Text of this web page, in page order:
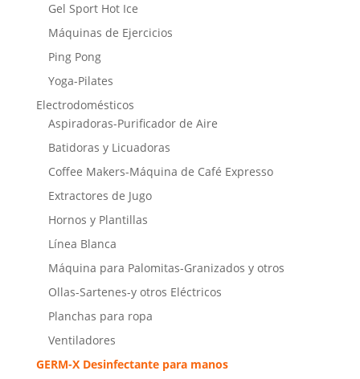
Gel Sport Hot Ice
Máquinas de Ejercicios
Ping Pong
Yoga-Pilates
Electrodomésticos
Aspiradoras-Purificador de Aire
Batidoras y Licuadoras
Coffee Makers-Máquina de Café Expresso
Extractores de Jugo
Hornos y Plantillas
Línea Blanca
Máquina para Palomitas-Granizados y otros
Ollas-Sartenes-y otros Eléctricos
Planchas para ropa
Ventiladores
GERM-X Desinfectante para manos